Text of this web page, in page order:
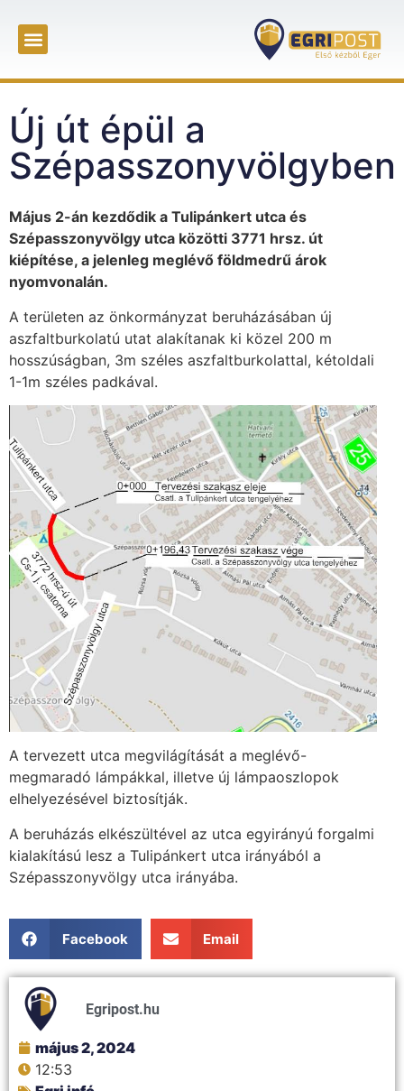
Új út épül a
Szépasszonyvölgyben
Május 2-án kezdődik a Tulipánkert utca és
Szépasszonyvölgy utca közötti 3771 hrsz. út
kiépítése, a jelenleg meglévő földmedrű árok
nyomvonalán.
A területen az önkormányzat beruházásában új
aszfaltburkolatú utat alakítanak ki közel 200 m
hosszúságban, 3m széles aszfaltburkolattal, kétoldali
1-1m széles padkával.
A tervezett utca megvilágítását a meglévő-
megmaradó lámpákkal, illetve új lámpaoszlopok
elhelyezésével biztosítják.
A beruházás elkészültével az utca egyirányú forgalmi
kialakítású lesz a Tulipánkert utca irányából a
Szépasszonyvölgy utca irányába.
Facebook Email
Egripost.hu
május 2, 2024
12:53